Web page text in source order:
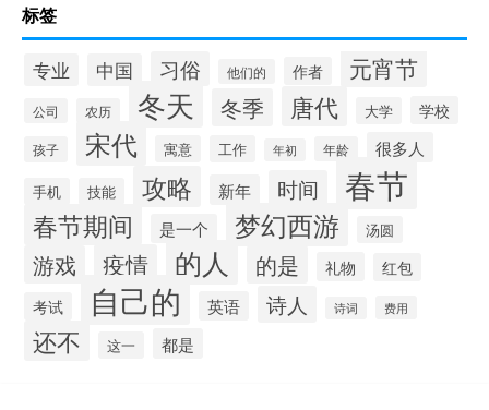
标签
专业 中国 习俗 他们的 作者 元宵节
公司 农历 冬天 冬季 唐代 大学 学校
孩子 宋代 寓意 工作 年初 年龄 很多人
手机 技能 攻略 新年 时间 春节
春节期间 是一个 梦幻西游 汤圆
游戏 疫情 的人 的是 礼物
红包
考试
自己的 英语 诗人 诗词 费用
还不 这一 都是